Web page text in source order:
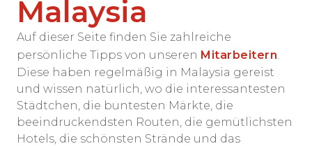
Malaysia
Auf dieser Seite finden Sie zahlreiche
persönliche Tipps von unseren Mitarbeitern.
Diese haben regelmäßig in Malaysia gereist
und wissen natürlich, wo die interessantesten
Städtchen, die buntesten Märkte, die
beeindruckendsten Routen, die gemütlichsten
Hotels, die schönsten Strände und das